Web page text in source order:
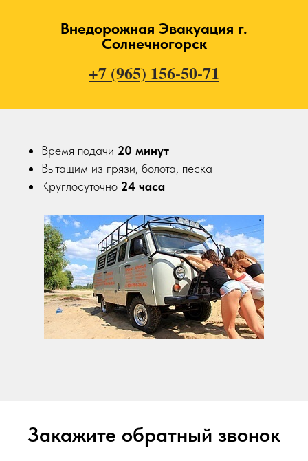
Внедорожная Эвакуация г.
Солнечногорск
+7 (965) 156-50-71
Время подачи 20 минут
Вытащим из грязи, болота, песка
Круглосуточно 24 часа
Закажите обратный звонок